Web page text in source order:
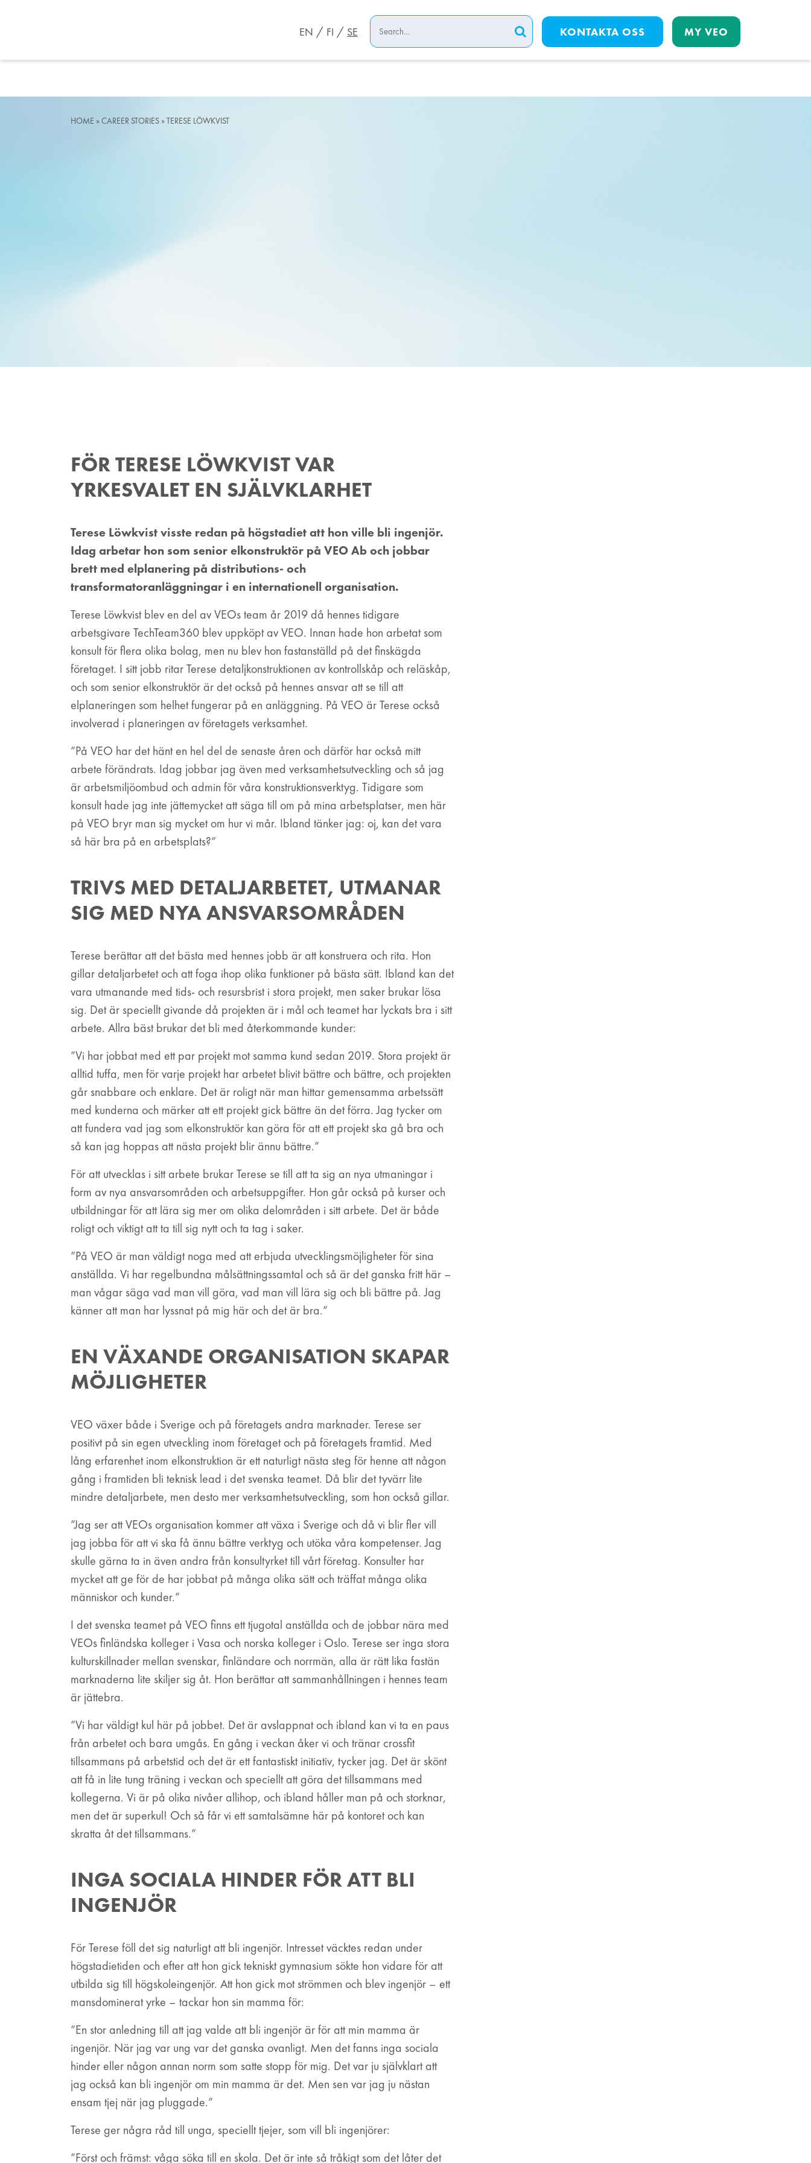
EN FI SE KONTAKTA OSS MY VEO
TERESE LÖWKVIST
HOME »CAREER STORIES »TERESE LÖWKVIST
FÖR TERESE LÖWKVIST VAR
YRKESVALET EN SJÄLVKLARHET
Terese Löwkvist visste redan på högstadiet att hon ville bli ingenjör.
Idag arbetar hon som senior elkonstruktör på VEO Ab och jobbar
brett med elplanering på distributions- och
transformatoranläggningar i en internationell organisation.
Terese Löwkvist blev en del av VEOs team år 2019 då hennes tidigare
arbetsgivare TechTeam360 blev uppköpt av VEO. Innan hade hon arbetat som
konsult för flera olika bolag, men nu blev hon fastanställd på det finskägda
företaget. I sitt jobb ritar Terese detaljkonstruktionen av kontrollskåp och reläskåp,
och som senior elkonstruktör är det också på hennes ansvar att se till att
elplaneringen som helhet fungerar på en anläggning. På VEO är Terese också
involverad i planeringen av företagets verksamhet.
”På VEO har det hänt en hel del de senaste åren och därför har också mitt
arbete förändrats. Idag jobbar jag även med verksamhetsutveckling och så jag
är arbetsmiljöombud och admin för våra konstruktionsverktyg. Tidigare som
konsult hade jag inte jättemycket att säga till om på mina arbetsplatser, men här
på VEO bryr man sig mycket om hur vi mår. Ibland tänker jag: oj, kan det vara
så här bra på en arbetsplats?”
TRIVS MED DETALJARBETET, UTMANAR
SIG MED NYA ANSVARSOMRÅDEN
Terese berättar att det bästa med hennes jobb är att konstruera och rita. Hon
gillar detaljarbetet och att foga ihop olika funktioner på bästa sätt. Ibland kan det
vara utmanande med tids- och resursbrist i stora projekt, men saker brukar lösa
sig. Det är speciellt givande då projekten är i mål och teamet har lyckats bra i sitt
arbete. Allra bäst brukar det bli med återkommande kunder:
”Vi har jobbat med ett par projekt mot samma kund sedan 2019. Stora projekt är
alltid tuffa, men för varje projekt har arbetet blivit bättre och bättre, och projekten
går snabbare och enklare. Det är roligt när man hittar gemensamma arbetssätt
med kunderna och märker att ett projekt gick bättre än det förra. Jag tycker om
att fundera vad jag som elkonstruktör kan göra för att ett projekt ska gå bra och
så kan jag hoppas att nästa projekt blir ännu bättre.”
För att utvecklas i sitt arbete brukar Terese se till att ta sig an nya utmaningar i
form av nya ansvarsområden och arbetsuppgifter. Hon går också på kurser och
utbildningar för att lära sig mer om olika delområden i sitt arbete. Det är både
roligt och viktigt att ta till sig nytt och ta tag i saker.
”På VEO är man väldigt noga med att erbjuda utvecklingsmöjligheter för sina
anställda. Vi har regelbundna målsättningssamtal och så är det ganska fritt här –
man vågar säga vad man vill göra, vad man vill lära sig och bli bättre på. Jag
känner att man har lyssnat på mig här och det är bra.”
EN VÄXANDE ORGANISATION SKAPAR
MÖJLIGHETER
VEO växer både i Sverige och på företagets andra marknader. Terese ser
positivt på sin egen utveckling inom företaget och på företagets framtid. Med
lång erfarenhet inom elkonstruktion är ett naturligt nästa steg för henne att någon
gång i framtiden bli teknisk lead i det svenska teamet. Då blir det tyvärr lite
mindre detaljarbete, men desto mer verksamhetsutveckling, som hon också gillar.
”Jag ser att VEOs organisation kommer att växa i Sverige och då vi blir fler vill
jag jobba för att vi ska få ännu bättre verktyg och utöka våra kompetenser. Jag
skulle gärna ta in även andra från konsultyrket till vårt företag. Konsulter har
mycket att ge för de har jobbat på många olika sätt och träffat många olika
människor och kunder.”
I det svenska teamet på VEO finns ett tjugotal anställda och de jobbar nära med
VEOs finländska kolleger i Vasa och norska kolleger i Oslo. Terese ser inga stora
kulturskillnader mellan svenskar, finländare och norrmän, alla är rätt lika fastän
marknaderna lite skiljer sig åt. Hon berättar att sammanhållningen i hennes team
är jättebra.
”Vi har väldigt kul här på jobbet. Det är avslappnat och ibland kan vi ta en paus
från arbetet och bara umgås. En gång i veckan åker vi och tränar crossfit
tillsammans på arbetstid och det är ett fantastiskt initiativ, tycker jag. Det är skönt
att få in lite tung träning i veckan och speciellt att göra det tillsammans med
kollegerna. Vi är på olika nivåer allihop, och ibland håller man på och storknar,
men det är superkul! Och så får vi ett samtalsämne här på kontoret och kan
skratta åt det tillsammans.”
INGA SOCIALA HINDER FÖR ATT BLI
INGENJÖR
För Terese föll det sig naturligt att bli ingenjör. Intresset väcktes redan under
högstadietiden och efter att hon gick tekniskt gymnasium sökte hon vidare för att
utbilda sig till högskoleingenjör. Att hon gick mot strömmen och blev ingenjör – ett
mansdominerat yrke – tackar hon sin mamma för:
”En stor anledning till att jag valde att bli ingenjör är för att min mamma är
ingenjör. När jag var ung var det ganska ovanligt. Men det fanns inga sociala
hinder eller någon annan norm som satte stopp för mig. Det var ju självklart att
jag också kan bli ingenjör om min mamma är det. Men sen var jag ju nästan
ensam tjej när jag pluggade.”
Terese ger några råd till unga, speciellt tjejer, som vill bli ingenjörer:
”Först och främst: våga söka till en skola. Det är inte så tråkigt som det låter det